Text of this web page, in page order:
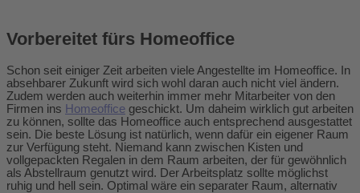
Vorbereitet fürs Homeoffice
Schon seit einiger Zeit arbeiten viele Angestellte im Homeoffice. In
absehbarer Zukunft wird sich wohl daran auch nicht viel ändern.
Zudem werden auch weiterhin immer mehr Mitarbeiter von den
Firmen ins Homeoffice geschickt. Um daheim wirklich gut arbeiten
zu können, sollte das Homeoffice auch entsprechend ausgestattet
sein. Die beste Lösung ist natürlich, wenn dafür ein eigener Raum
zur Verfügung steht. Niemand kann zwischen Kisten und
vollgepackten Regalen in dem Raum arbeiten, der für gewöhnlich
als Abstellraum genutzt wird. Der Arbeitsplatz sollte möglichst
ruhig und hell sein. Optimal wäre ein separater Raum, alternativ